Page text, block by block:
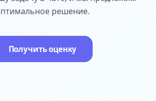
решение.
Получить оценку